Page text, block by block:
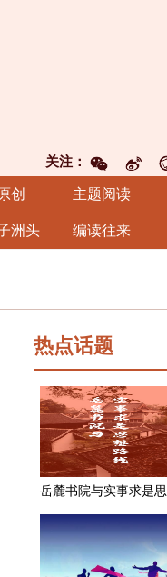
关注：
创 主题阅读
洲头 编读往来
热点话题